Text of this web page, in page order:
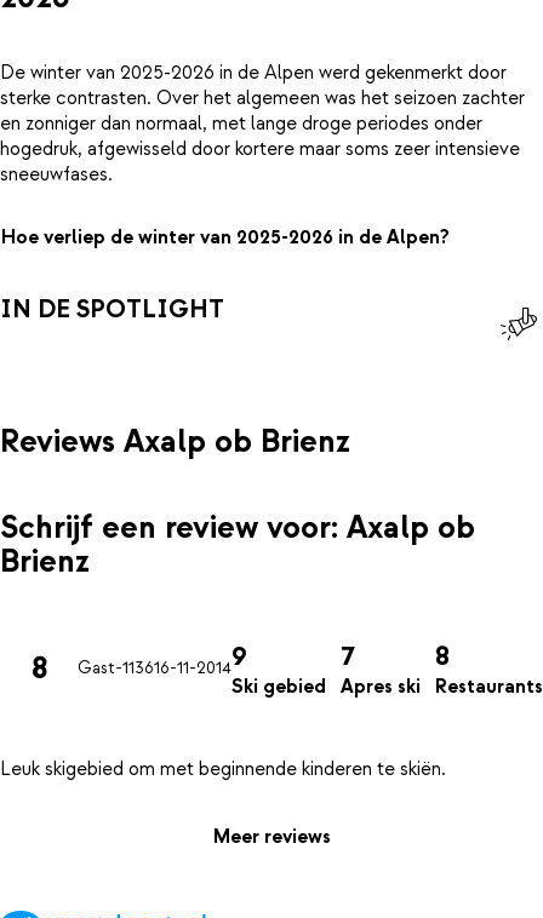
De winter van 2025-2026 in de Alpen werd gekenmerkt door
sterke contrasten. Over het algemeen was het seizoen zachter
en zonniger dan normaal, met lange droge periodes onder
hogedruk, afgewisseld door kortere maar soms zeer intensieve
sneeuwfases.
Hoe verliep de winter van 2025-2026 in de Alpen?
IN DE SPOTLIGHT
Reviews Axalp ob Brienz
Schrijf een review voor: Axalp ob
Brienz
8 Gast-113616-11-20149
Ski gebied
7
Apres ski
8
Restaurants
Meer reviews